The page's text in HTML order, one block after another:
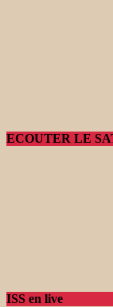
ECOUTER LE
ISS en live